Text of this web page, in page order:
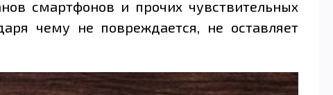
смартфонов и прочих чувствительных
чему не повреждается, не оставляет